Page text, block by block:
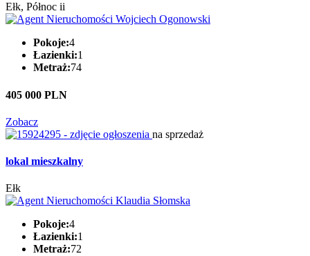
Ełk, Północ ii
Pokoje:4
Łazienki:1
Metraż:74
405 000 PLN
Zobacz
na sprzedaż
lokal mieszkalny
Ełk
Pokoje:4
Łazienki:1
Metraż:72